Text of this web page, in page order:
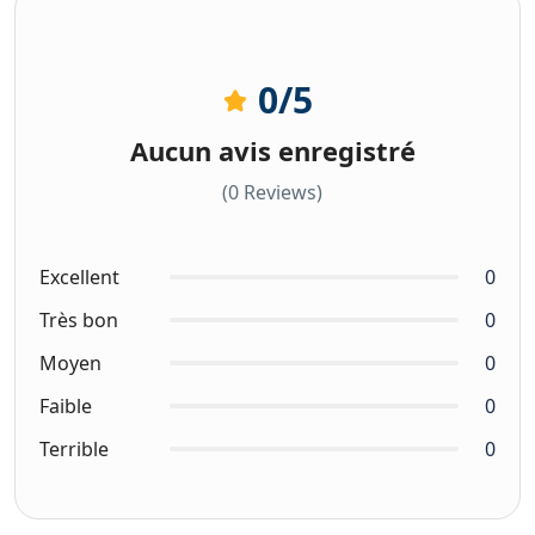
0/5
Aucun avis enregistré
(0 Reviews)
Excellent
0
Très bon
0
Moyen
0
Faible
0
Terrible
0